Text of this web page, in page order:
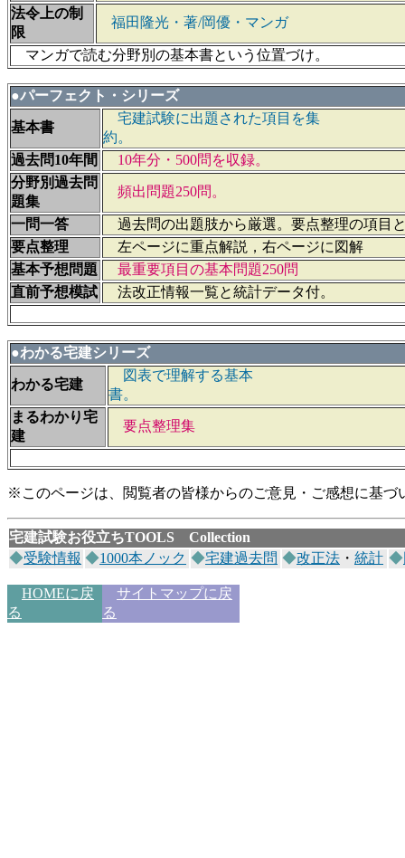
法令上の制
限
福田隆光・著/岡優・マンガ
マンガで読む分野別の基本書という位置づけ。
●パーフェクト・シリーズ
基本書
宅建試験に出題された項目を集
約
過去問10年間
10年分・500問を収録。
分野別過去問
題集
頻出問題250問。
一問一答
過去問の出題肢から厳選。要点整理の項目
要点整理
左ページに重点解説，右ページに図解
基本予想問題
最重要項目の基本問題250問
直前予想模試
法改正情報一覧と統計データ付。
●わかる宅建シリーズ
わかる宅建
図表で理解する基本
書
まるわかり宅
建
要点整理集
※このページは、閲覧者の皆様からのご意見・ご感想に基づ
宅建試験お役立ちTOOLS Collection
◆受験情報 ◆1000本ノック ◆宅建過去問 ◆改正法 ・ 統計 ◆
HOMEに戻
る
サイトマップに戻
る